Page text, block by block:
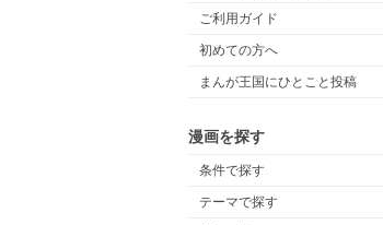
ご利用ガイド
初めての方へ
まんが王国にひとこと投稿
漫画を探す
条件で探す
テーマで探す